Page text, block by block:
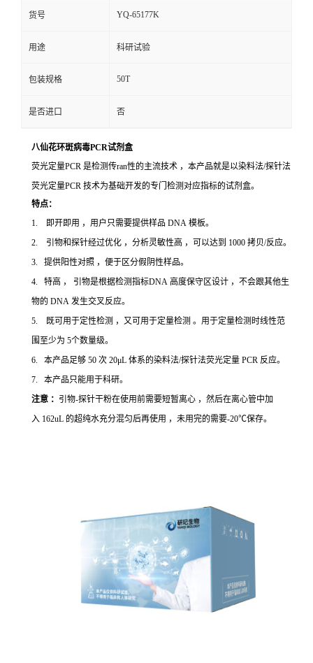
货号 YQ-65177K
用途 科研试验
包装规格 50T
是否进口 否
八仙花环斑病毒PCR试剂盒
荧光定量PCR 是检测传ran性的主流技术 ，本产品就是以染料法/探针法
荧光定量PCR 技术为基础开发的专门检测对应指标的试剂盒。
特点：
1. 即开即用 ，用户只需要提供样品 DNA 模板。
2. 引物和探针经过优化 ，分析灵敏性高 ，可以达到 1000 拷贝/反应。
3. 提供阳性对照 ，便于区分假阴性样品。
4. 特高 ， 引物是根据检测指标DNA 高度保守区设计 ，不会跟其他生
物的 DNA 发生交叉反应。
5. 既可用于定性检测 ，又可用于定量检测 。用于定量检测时线性范
围至少为 5个数量级。
6. 本产品足够 50 次 20μL 体系的染料法/探针法荧光定量 PCR 反应。
7. 本产品只能用于科研。
注意 ： 引物-探针干粉在使用前需要短暂离心 ，然后在离心管中加
入 162uL 的超纯水充分混匀后再使用 ，未用完的需要-20℃保存。